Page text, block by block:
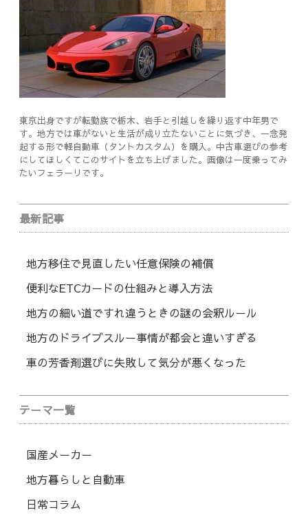
東京出身ですが転勤族で栃木、岩手と引越しを繰り返す中年男で
す。地方では車がないと生活が成り立たないことに気づき、一念発
起する形で軽自動車（タントカスタム）を購入。中古車選びの参考
にしてほしくてこのサイトを立ち上げました。画像は一度乗ってみ
たいフェラーリです。
最新記事
地方移住で見直したい任意保険の補償
便利なETCカードの仕組みと導入方法
地方の細い道ですれ違うときの謎の会釈ルール
地方のドライブスルー事情が都会と違いすぎる
車の芳香剤選びに失敗して気分が悪くなった
テーマ一覧
国産メーカー
地方暮らしと自動車
日常コラム